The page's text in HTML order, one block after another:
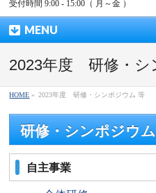
受付時間 9:00 - 15:00（ 月～金 ）
MENU
2023年度 研修・シ
HOME » 2023年度 研修・シンポジウム 等
研修・シンポジウム
自主事業